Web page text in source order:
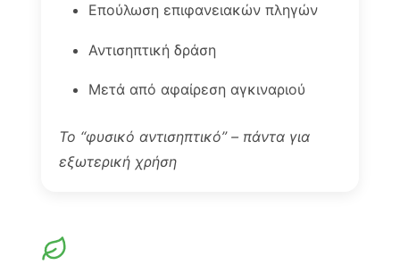
Επούλωση επιφανειακών πληγών
Αντισηπτική δράση
Μετά από αφαίρεση αγκιναριού
Το “φυσικό αντισηπτικό” – πάντα για
εξωτερική χρήση